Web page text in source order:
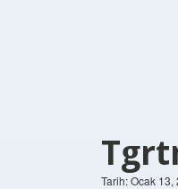
Tarih: Ocak 13,